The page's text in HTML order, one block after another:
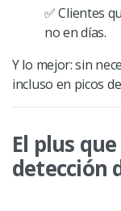
✅Clientes
no en días.
Y lo mejor: sin
incluso en picos
El plus
detección